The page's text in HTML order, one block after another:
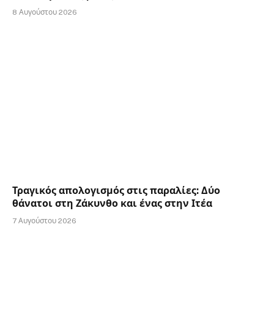
8 Αυγούστου 2026
Τραγικός απολογισμός στις παραλίες: Δύο
θάνατοι στη Ζάκυνθο και ένας στην Ιτέα
7 Αυγούστου 2026